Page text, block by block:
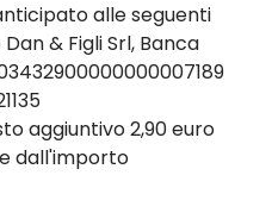
alle seguenti
& Figli Srl, Banca
aggiuntivo 2,90 euro
dall'importo